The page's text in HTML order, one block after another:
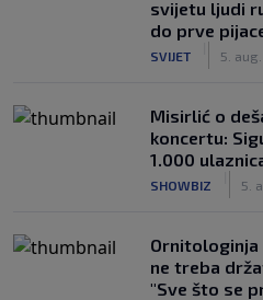
svijetu ljudi
do prve
SVIJET 5. aug.
Misirlić o
koncertu:
1.000
SHOWBIZ 5.
ne treba
"Sve što se